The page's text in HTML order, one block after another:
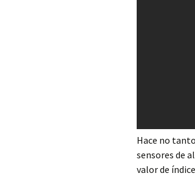
Hace no
sensores de
valor de